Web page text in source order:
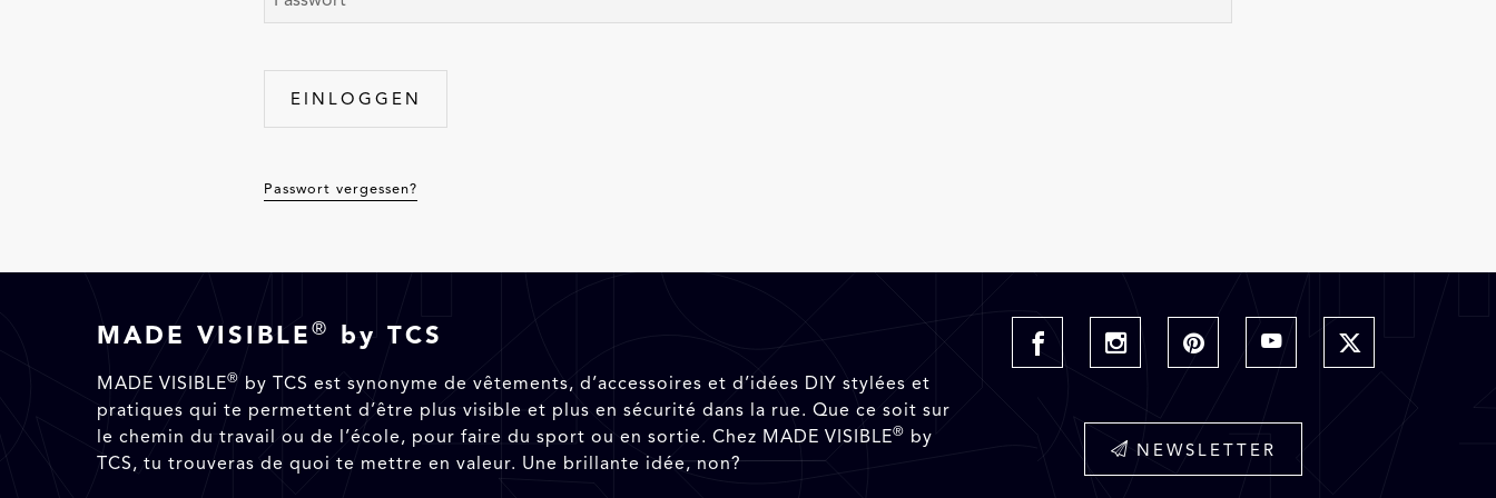
Passwort vergessen?
MADE VISIBLE ® by TCS
MADE VISIBLE® by TCS est synonyme de vêtements, d’accessoires et d’idées DIY stylées et
pratiques qui te permettent d’être plus visible et plus en sécurité dans la rue. Que ce soit sur
le chemin du travail ou de l’école, pour faire du sport ou en sortie. Chez MADE VISIBLE® by
TCS, tu trouveras de quoi te mettre en valeur. Une brillante idée, non?
NEWSLETTER